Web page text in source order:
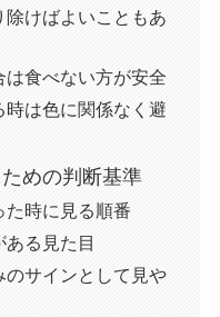
けばよいこともあ
食べない方が安全
は色に関係なく避
めの判断基準
た時に見る順番
る見た目
サインとして見や